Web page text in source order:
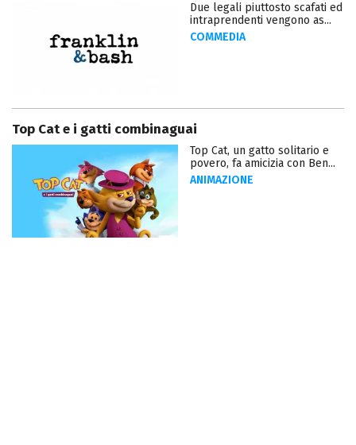
Due legali piuttosto scafati ed
intraprendenti vengono as...
COMMEDIA
Top Cat e i gatti combinaguai
Top Cat, un gatto solitario e
povero, fa amicizia con Ben...
ANIMAZIONE